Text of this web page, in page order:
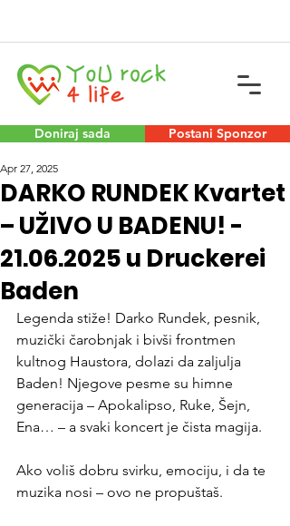
Doniraj sada Postani Sponzor
DARKO RUNDEK Kvartet
– UŽIVO U BADENU! -
21.06.2025 u Druckerei
Baden
Apr 27, 2025
Legenda stiže! Darko Rundek, pesnik,
muzički čarobnjak i bivši frontmen
kultnog Haustora, dolazi da zaljulja
Baden! Njegove pesme su himne
generacija – Apokalipso, Ruke, Šejn,
Ena… – a svaki koncert je čista magija.
Ako voliš dobru svirku, emociju, i da te
muzika nosi – ovo ne propuštaš.